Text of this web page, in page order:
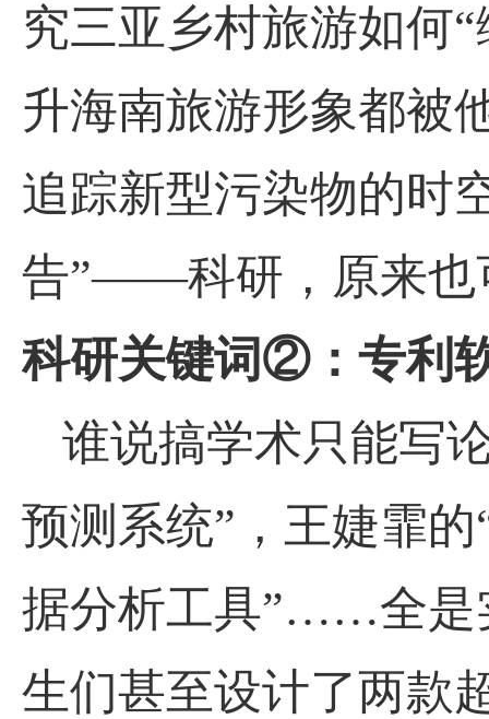
究三亚乡村旅游如何
升海南旅游形象都被
追踪新型污染物的时
告”——科研，原来也
科研关键词②：专利
谁说搞学术只能写
预测系统”，王婕霏
据分析工具”……全是
生们甚至设计了两